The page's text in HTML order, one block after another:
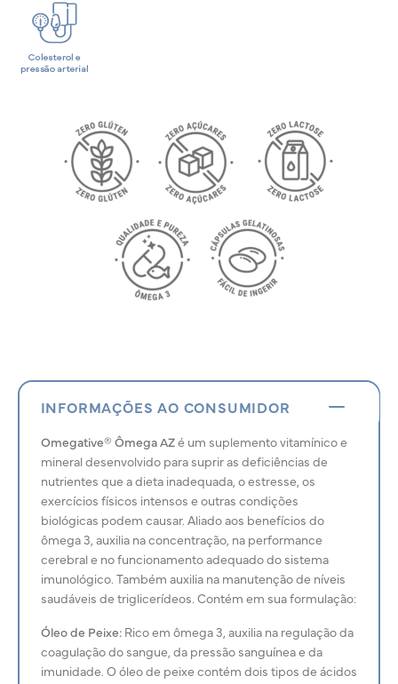
INFORMAÇÕES AO CONSUMIDOR
Omegative® Ômega AZé um suplemento vitamínico e
mineral desenvolvido para suprir as deficiências de
nutrientes que a dieta inadequada, o estresse, os
exercícios físicos intensos e outras condições
biológicas podem causar. Aliado aos benefícios do
ômega 3, auxilia na concentração, na performance
cerebral e no funcionamento adequado do sistema
imunológico. Também auxilia na manutenção de níveis
saudáveis de triglicerídeos. Contém em sua formulação:
Óleo de Peixe: Rico em ômega 3, auxilia na regulação da
coagulação do sangue, da pressão sanguínea e da
imunidade. O óleo de peixe contém dois tipos de ácidos